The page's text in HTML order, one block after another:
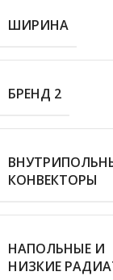
ШИРИНА
БРЕНД 2
КОНВЕКТОРЫ
НАПОЛЬНЫЕ И
НИЗКИЕ